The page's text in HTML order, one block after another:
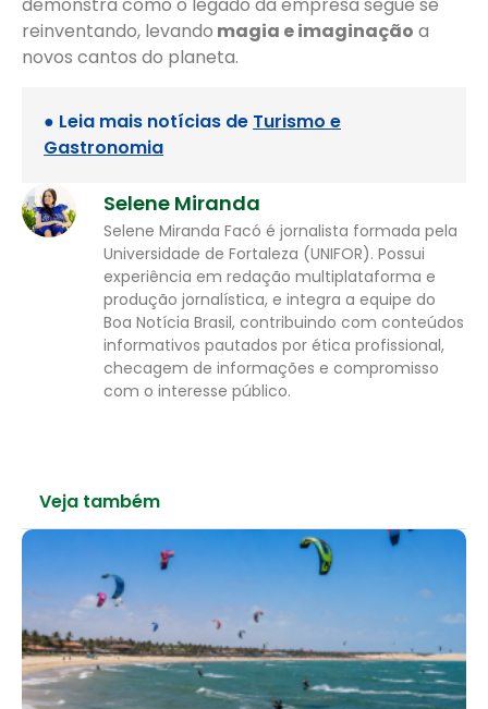
demonstra como o legado da empresa segue se
reinventando, levando magia e imaginação a
novos cantos do planeta.
● Leia mais notícias de Turismo e
Gastronomia
Selene Miranda
Selene Miranda Facó é jornalista formada pela
Universidade de Fortaleza (UNIFOR). Possui
experiência em redação multiplataforma e
produção jornalística, e integra a equipe do
Boa Notícia Brasil, contribuindo com conteúdos
informativos pautados por ética profissional,
checagem de informações e compromisso
com o interesse público.
Veja também